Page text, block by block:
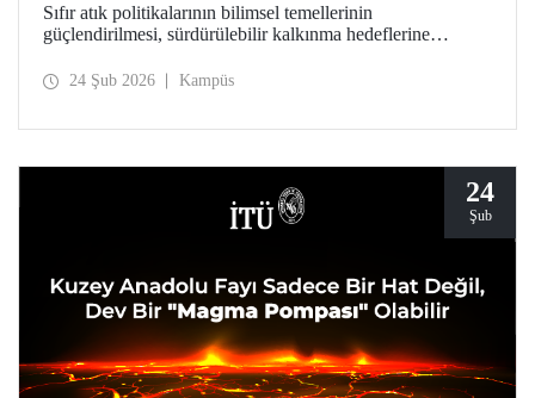
Sıfır atık politikalarının bilimsel temellerinin
güçlendirilmesi, sürdürülebilir kalkınma hedeflerine
amacıyla kapılarını açmaya hazırlanan Sıfır Atık Enstitüsü
24 Şub 2026 Kampüs
24
Şub